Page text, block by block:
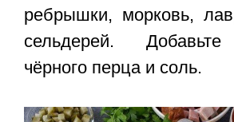
ребрышки, морковь,
сельдерей.
чёрного перца и соль.